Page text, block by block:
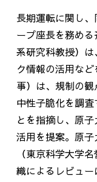
長期運転に関し
ープ座長を務め
系研究科教授）
ク情報の活用な
事）は、規制の
中性子脆化を調
とを指摘し、原
活用を提案。原
（東京科学大学
織によるレビュー